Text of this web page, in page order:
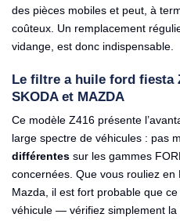
des pièces mobiles et peut, à
coûteux. Un remplacement
vidange, est donc indispensable.
Le filtre a huile ford fiesta
SKODA et MAZDA
Ce modèle Z416 présente
large spectre de véhicules : pas
différentes sur les gammes
concernées. Que vous rouliez
Mazda, il est fort probable que
véhicule — vérifiez simplement